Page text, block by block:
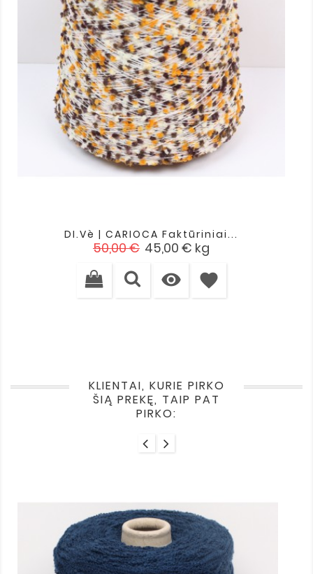
DI.Vè | CARIOCA Faktūriniai...
Įprasta
50,00 € Kaina
45,00 € kg
 favorite
KLIENTAI, KURIE PIRKO
ŠIĄ PREKĘ, TAIP PAT
PIRKO: